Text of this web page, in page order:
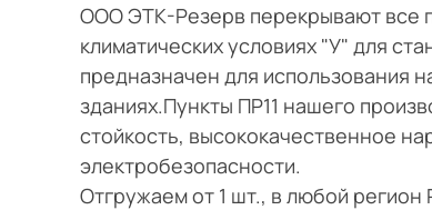
ООО ЭТК-Резерв перекрывают все
климатических условиях "У" для
предназначен для использования
зданиях.Пункты ПР11 нашего
стойкость, высококачественное
электробезопасности.
Отгружаем от 1 шт., в любой регион